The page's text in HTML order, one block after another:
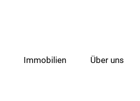
Immobilien Über uns